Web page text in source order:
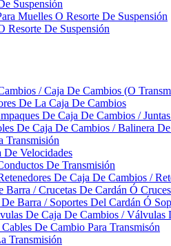
Suspensión
Muelles O Resorte De Suspensión
Resorte De Suspensión
/ Caja De Cambios (O
De La Caja De Cambios
De Caja De Cambios /
De Caja De Cambios / Balinera
Transmisión
De Velocidades
De Transmisión
De Caja De Cambios /
Barra / Crucetas De Cardán Ó
Barra / Soportes Del Cardán Ó
De Caja De Cambios / Válvulas
De Cambio Para Transmisón
Transmisión